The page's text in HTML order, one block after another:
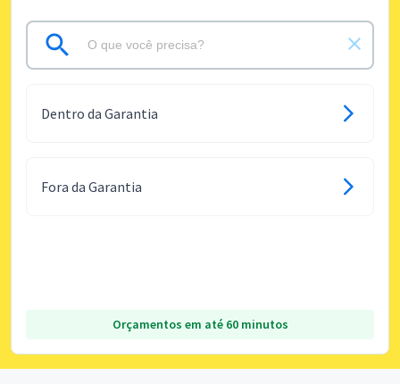
Dentro da Garantia
Fora da Garantia
Orçamentos em até 60 minutos